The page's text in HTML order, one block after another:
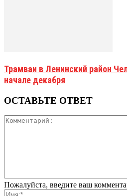
Трамваи в Ленинский район
начале декабря
ОСТАВЬТЕ ОТВЕТ
Пожалуйста, введите ваш